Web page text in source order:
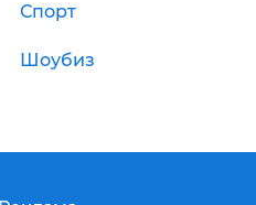
Спорт
Шоубиз